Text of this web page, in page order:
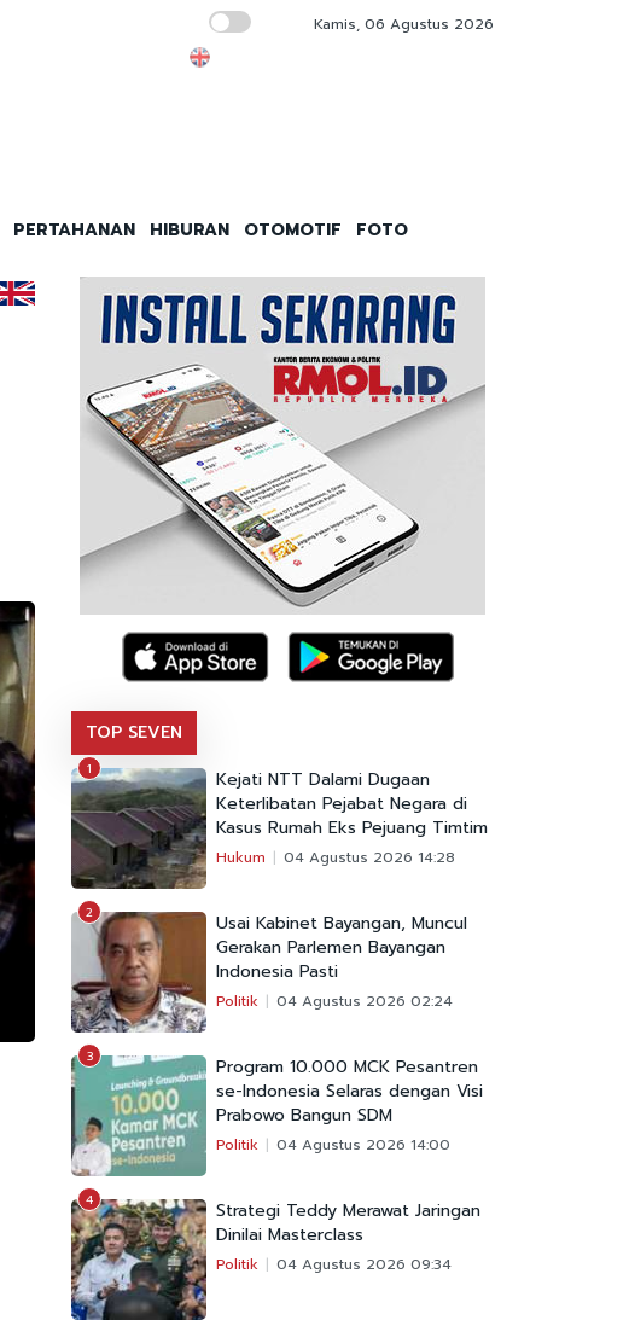
Gerakan Pangan Murah Bikin UMKM
Kamis, 06 Agustus 2026
PERTAHANAN HIBURAN OTOMOTIF FOTO
TOP SEVEN
1
Kejati NTT Dalami Dugaan
Keterlibatan Pejabat Negara di
Kasus Rumah Eks Pejuang Timtim
Hukum 04 Agustus 2026 14:28
2
Usai Kabinet Bayangan, Muncul
Gerakan Parlemen Bayangan
Indonesia Pasti
Politik 04 Agustus 2026 02:24
3
Program 10.000 MCK Pesantren
se-Indonesia Selaras dengan Visi
Prabowo Bangun SDM
Politik 04 Agustus 2026 14:00
4
Strategi Teddy Merawat Jaringan
Dinilai Masterclass
Politik 04 Agustus 2026 09:34